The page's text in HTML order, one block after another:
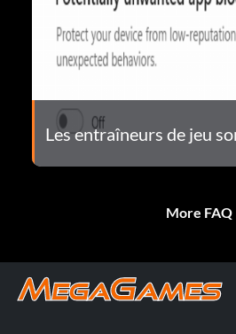
Les entraîneurs de jeu
More FAQ